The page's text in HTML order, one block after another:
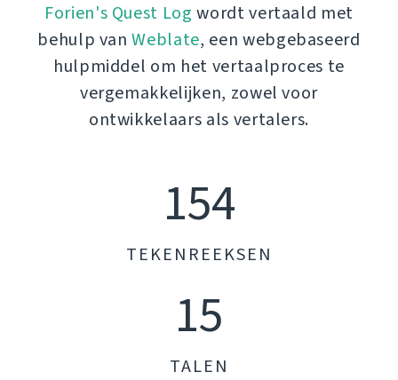
Forien's Quest Log wordt vertaald met
behulp vanWeblate, een webgebaseerd
hulpmiddel om het vertaalproces te
vergemakkelijken, zowel voor
ontwikkelaars als vertalers.
154
TEKENREEKSEN
15
TALEN